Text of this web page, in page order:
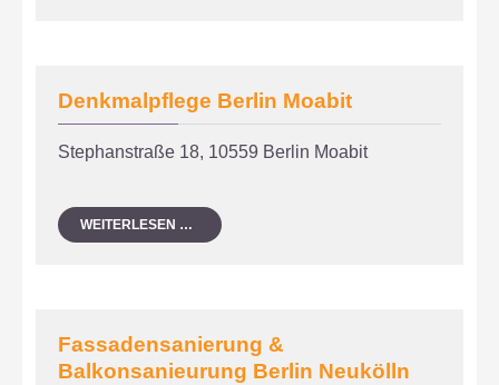
Denkmalpflege Berlin Moabit
Stephanstraße 18, 10559 Berlin Moabit
WEITERLESEN … DENKMALPFLEGE
BERLIN
Fassadensanierung &
Balkonsanieurung Berlin Neukölln